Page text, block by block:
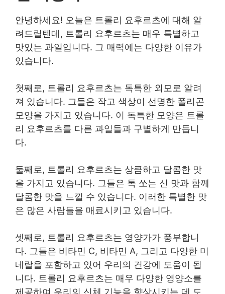
안녕하세요! 오늘은 트롤리 요후르츠에 대해 알
려드릴텐데, 트롤리 요후르츠는 매우 특별하고
맛있는 과일입니다. 그 매력에는 다양한 이유가
있습니다.
첫째로, 트롤리 요후르츠는 독특한 외모로 알려
져 있습니다. 그들은 작고 색상이 선명한 폴리곤
모양을 가지고 있습니다. 이 독특한 모양은 트롤
리 요후르츠를 다른 과일들과 구별하게 만듭니
다.
둘째로, 트롤리 요후르츠는 상큼하고 달콤한 맛
을 가지고 있습니다. 그들은 톡 쏘는 신 맛과 함께
달콤한 맛을 느낄 수 있습니다. 이러한 특별한 맛
은 많은 사람들을 매료시키고 있습니다.
셋째로, 트롤리 요후르츠는 영양가가 풍부합니
다. 그들은 비타민 C, 비타민 A, 그리고 다양한 미
네랄을 포함하고 있어 우리의 건강에 도움이 됩
니다. 트롤리 요후르츠는 매우 다양한 영양소를
제공하여 우리의 신체 기능을 향상시키는 데 도